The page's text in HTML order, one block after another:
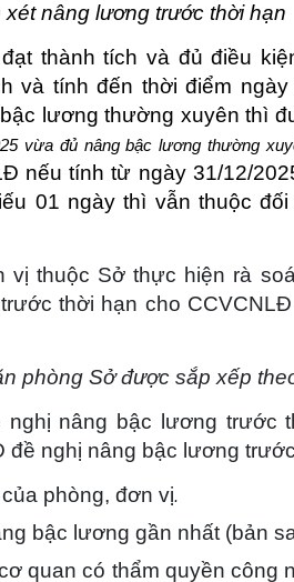
xét nâng lương trước thời hạn
thành tích và đủ điều
và tính đến thời điểm
lương thường xuyên thì
vừa đủ nâng bậc lương thường
nếu tính từ ngày 31/12/
01 ngày thì vẫn thuộc
vị thuộc Sở thực hiện rà
thời hạn cho
phòng Sở được sắp xếp
nghị nâng bậc lương trước
đề nghị nâng bậc lương
của phòng, đơn vị.
bậc lương gần nhất (bản
quan có thẩm quyềncông